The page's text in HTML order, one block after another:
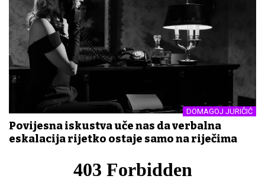
DOMAGOJ JURIČIĆ
Povijesna iskustva uče nas da verbalna
eskalacija rijetko ostaje samo na riječima